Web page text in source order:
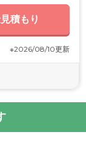
積もり
※2026/08/10更新